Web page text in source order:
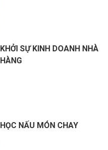
KHỞI SỰ KINH DOANH NHÀ
HÀNG
HỌC NẤU MÓN CHAY